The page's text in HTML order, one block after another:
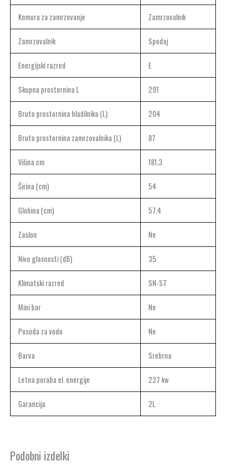
Komora za zamrzovanje Zamrzovalnik
Zamrzovalnik Spodaj
Energijski razred E
Skupna prostornina L 291
Bruto prostornina hladilnika (L) 204
Bruto prostornina zamrzovalnika (L) 87
Višina cm 181,3
Širina (cm) 54
Globina (cm) 57.4
Zaslon Ne
Nivo glasnosti (dB) 35
Klimatski razred SN-ST
Mini bar Ne
Posoda za vodo Ne
Barva Srebrna
Letna poraba el. energije 227 kw
Garancija 2L
Podobni izdelki